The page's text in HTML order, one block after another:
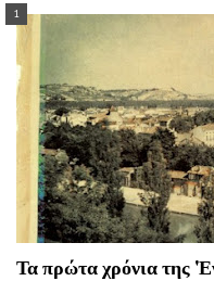
Τα πρώτα χρόνια της